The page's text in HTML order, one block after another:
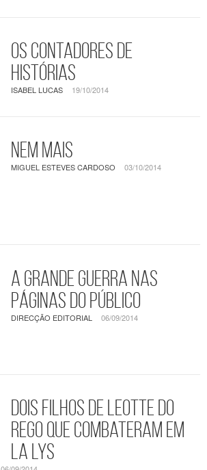
Os contadores de
histórias
ISABEL LUCAS 19/10/2014
Nem mais
MIGUEL ESTEVES CARDOSO 03/10/2014
A Grande Guerra nas
páginas do PÚBLICO
DIRECÇÃO EDITORIAL 06/09/2014
Dois filhos de Leotte do
Rego que combateram em
La Lys